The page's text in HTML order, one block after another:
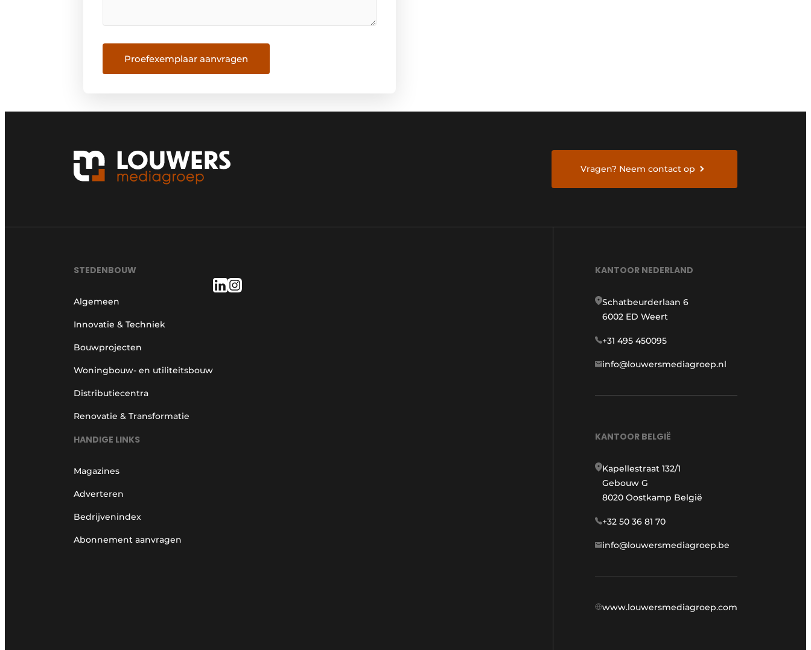
Vragen? Neem contact op
STEDENBOUW
Algemeen
Innovatie & Techniek
Bouwprojecten
Woningbouw- en utiliteitsbouw
Distributiecentra
Renovatie & Transformatie
HANDIGE LINKS
Magazines
Adverteren
Bedrijvenindex
Abonnement aanvragen
KANTOOR NEDERLAND
Schatbeurderlaan 6
6002 ED Weert
+31 495 450095
info@louwersmediagroep.nl
KANTOOR BELGIË
Kapellestraat 132/1
Gebouw G
8020 Oostkamp België
+32 50 36 81 70
info@louwersmediagroep.be
www.louwersmediagroep.com